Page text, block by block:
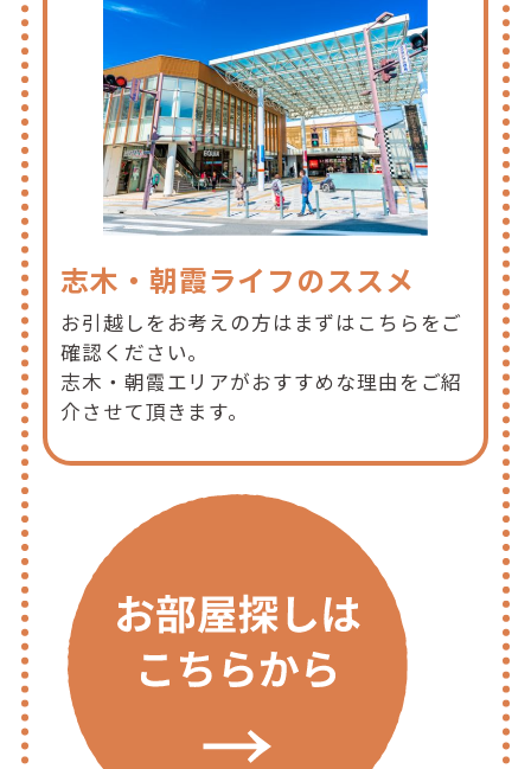
志木・朝霞ライフのススメ
お引越しをお考えの方はまずはこちらをご
確認ください。
志木・朝霞エリアがおすすめな理由をご紹
介させて頂きます。